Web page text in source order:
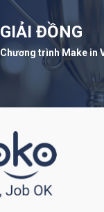
GIẢI ĐỒNG
Chương trình Make in